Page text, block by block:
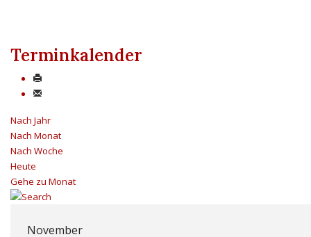
Terminkalender
Nach Jahr
Nach Monat
Nach Woche
Heute
Gehe zu Monat